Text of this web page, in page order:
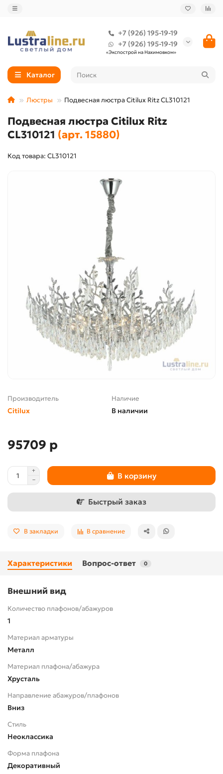
+7 (926) 195-19-19
+7 (926) 195-19-19
«Экспострой на Нахимовком»
Каталог
Люстры Подвесная люстра Citilux Ritz CL310121
Подвесная люстра Citilux Ritz
CL310121 (арт. 15880)
Код товара: CL310121
Производитель
Citilux
Наличие
В наличии
95709 р
В корзину
Быстрый заказ
В закладки В сравнение
Характеристики Вопрос-ответ 0
Внешний вид
Количество плафонов/абажуров
1
Материал арматуры
Металл
Материал плафона/абажура
Хрусталь
Направление абажуров/плафонов
Вниз
Стиль
Неоклассика
Форма плафона
Декоративный